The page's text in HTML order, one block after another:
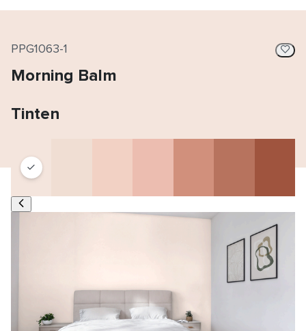
PPG1063-1
Morning Balm
Tinten